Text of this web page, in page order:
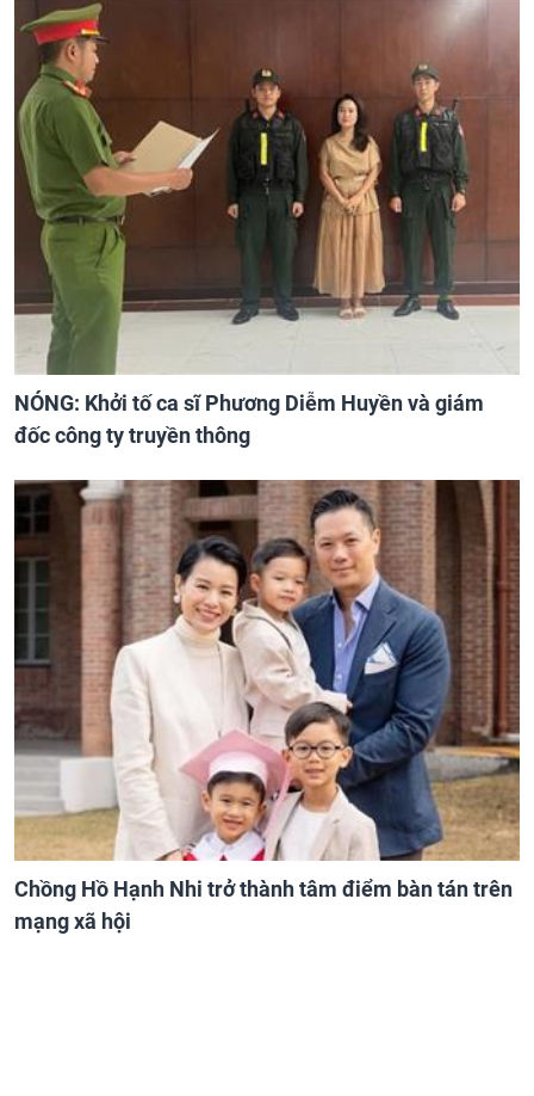
NÓNG: Khởi tố ca sĩ Phương Diễm Huyền và giám
đốc công ty truyền thông
Chồng Hồ Hạnh Nhi trở thành tâm điểm bàn tán trên
mạng xã hội